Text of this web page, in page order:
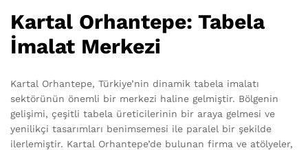
Kartal Orhantepe: Tabela
İmalat Merkezi
Kartal Orhantepe, Türkiye’nin dinamik tabela imalatı
sektörünün önemli bir merkezi haline gelmiştir. Bölgenin
gelişimi, çeşitli tabela üreticilerinin bir araya gelmesi ve
yenilikçi tasarımları benimsemesi ile paralel bir şekilde
ilerlemiştir. Kartal Orhantepe’de bulunan firma ve atölyeler,